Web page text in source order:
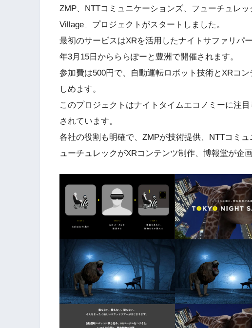
ZMP、NTTコミュニケーションズ、フューチュレ
Village」プロジェクトがスタートしました。
最初のサービスはXRを活用したナイトサファリパ
年3月15日からららぽーと豊洲で開催されます。
参加費は500円で、自動運転ロボット技術とXRコ
しめます。
このプロジェクトはナイトタイムエコノミーに注
されています。
各社の役割も明確で、ZMPが技術提供、NTTコミ
ューチュレックがXRコンテンツ制作、博報堂が企